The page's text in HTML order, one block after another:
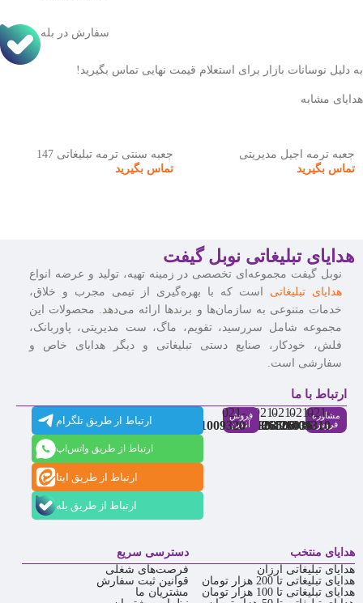
سفارش در بله
به دلیل نوسانات بازار برای استعلام قیمت نهایی تماس بگیرید!
هدایای مشابه
جعبه ترمه آجیل مدیریتی
تماس بگیرید
جعبه سنتی ترمه تبلیغاتی 147
تماس بگیرید
هدایای تبلیغاتی نوبل گیفت
نوبل گیفت مجموعه‌ای تخصصی در زمینه تهیه، تولید و عرضه انواع
هدایای تبلیغاتی است که با بهره‌گیری از تیمی مجرب و خلاق،
خدمات متنوعی به سازمان‌ها و برندها ارائه می‌دهد. محصولات این
مجموعه شامل سررسید، تقویم، ماگ، ست مدیریتی، پاوربانک،
فلش، خودکار، صنایع دستی تبلیغاتی و دیگر هدایای خاص و
سفارشی است.
ارتباط با ما
مشاوره
فروش
021-
91009310
021-
86126036
021-
86126506
021-
88537803
فروش
آنلاین
021-
91009320
ارتباط از طریق تلگرام
ارتباط از طریق واتس‌اپ
ارتباط از طریق ایتا
ارتباط از طریق بله
هدایای منتخب
هدایای تبلیغاتی ارزان
هدایای تبلیغاتی تا 200 هزار تومان
هدایای تبلیغاتی تا 100 هزار تومان
دسترسی سریع
فرصت‌های شغلی
قوانین ثبت سفارش
مشتریان ما